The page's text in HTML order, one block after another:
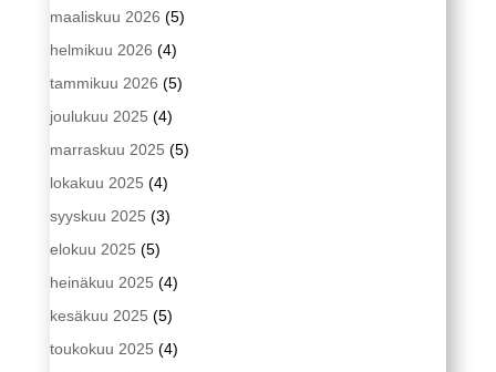
maaliskuu 2026 (5)
helmikuu 2026 (4)
tammikuu 2026 (5)
joulukuu 2025 (4)
marraskuu 2025 (5)
lokakuu 2025 (4)
syyskuu 2025 (3)
elokuu 2025 (5)
heinäkuu 2025 (4)
kesäkuu 2025 (5)
toukokuu 2025 (4)